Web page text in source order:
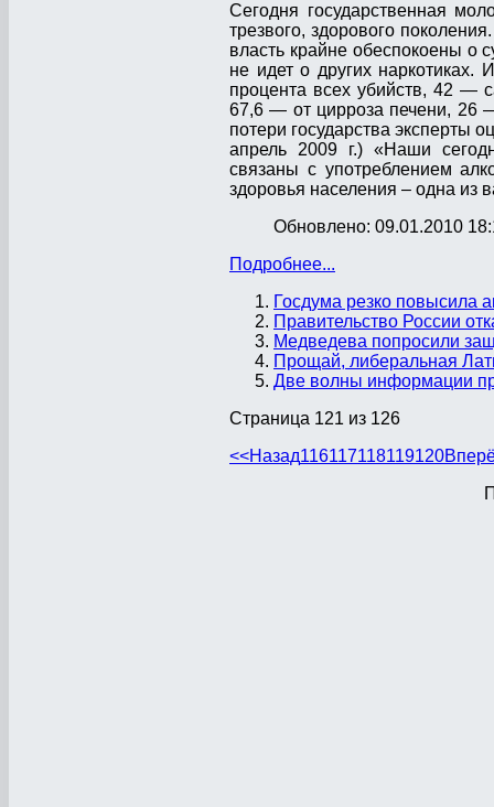
Сегодня государственная
трезвого, здорового
власть крайне обеспокоены о
не идет о других
процента всех убийств, 42 —
67,6 — от цирроза печени, 26
потери государства эксперты
апрель 2009 г.) «Наши
связаны с употреблением
здоровья населения – одна из
Обновлено: 09.01.2010
Подробнее...
Госдума резко повысила
Правительство России
Медведева попросили
Прощай, либеральная
Две волны информации
Страница 121 из 126
<<Назад116117118119120